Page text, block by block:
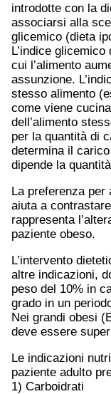
introdotte con la
associarsi alla
glicemico (dieta
L’indice
cui l’alimento
assunzione.
stesso alimento
come viene
dell’alimento
per la quantità di
determina il
dipende la
La preferenza
aiuta a
rappresenta
paziente obeso.
L’intervento
altre indicazioni,
peso del 10% in
grado in un
Nei grandi obesi
deve essere
Le indicazioni
paziente adulto
1) Carboidrati